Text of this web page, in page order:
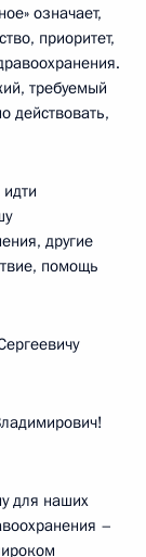
означает,
приоритет,
требуемый
действовать,
другие
помощь
для наших
–